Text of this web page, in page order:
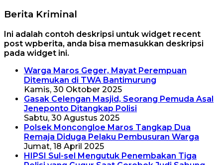
Berita Kriminal
Ini adalah contoh deskripsi untuk widget recent
post wpberita, anda bisa memasukkan deskripsi
pada widget ini.
Warga Maros Geger, Mayat Perempuan
Ditemukan di TWA Bantimurung
Kamis, 30 Oktober 2025
Gasak Celengan Masjid, Seorang Pemuda Asal
Jeneponto Ditangkap Polisi
Sabtu, 30 Agustus 2025
Polsek Moncongloe Maros Tangkap Dua
Remaja Diduga Pelaku Pembusuran Warga
Jumat, 18 April 2025
HIPSI Sul-sel Mengutuk Penembakan Tiga